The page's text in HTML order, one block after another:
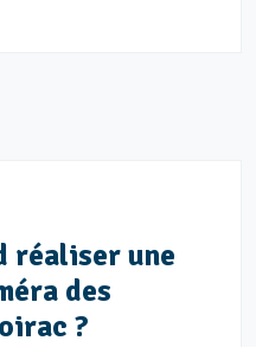
réaliser une
des
?